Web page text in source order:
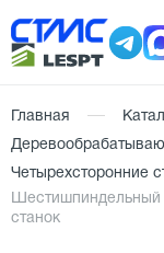
Главная
Четырехсторонние
Шестишпиндельный
станок